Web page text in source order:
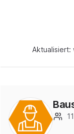
Aktualisiert: